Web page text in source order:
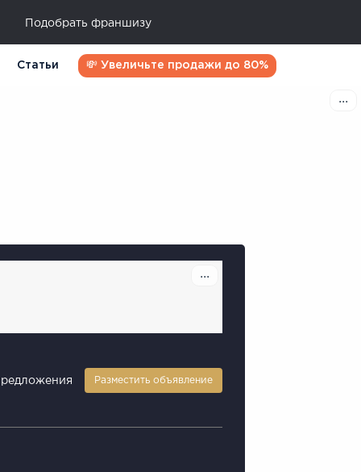
Подобрать франшизу
Статьи 💸 Увеличьте продажи до 80%
Разместить объявление